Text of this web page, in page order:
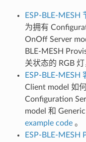
ESP-BLE-MESH
为拥有
OnOff Server
BLE-MESH
关状态的 RGB
ESP-BLE-MESH
Client model 如
Configuration
model 和
example code 。
ESP-BLE-MESH